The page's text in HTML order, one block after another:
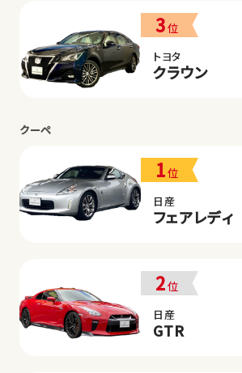
3位
トヨタ
クラウン
クーペ
1位
日産
フェアレディ
2位
日産
GTR